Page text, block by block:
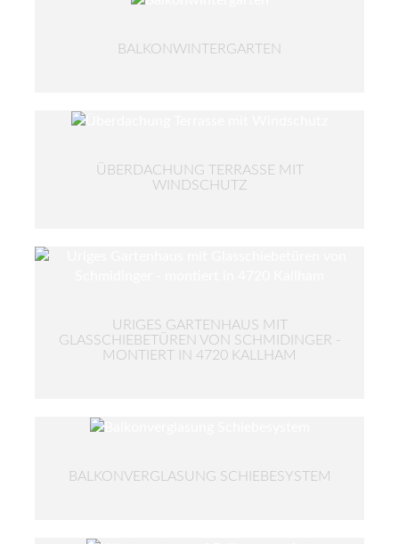
BALKONWINTERGARTEN
ÜBERDACHUNG TERRASSE MIT
WINDSCHUTZ
URIGES GARTENHAUS MIT
GLASSCHIEBETÜREN VON SCHMIDINGER -
MONTIERT IN 4720 KALLHAM
BALKONVERGLASUNG SCHIEBESYSTEM